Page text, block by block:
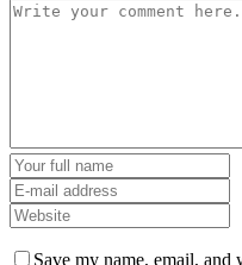
Save my name, email,